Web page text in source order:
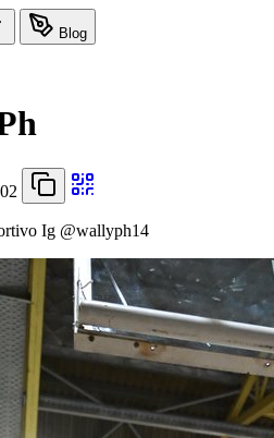
Blog
Ig @wallyph14